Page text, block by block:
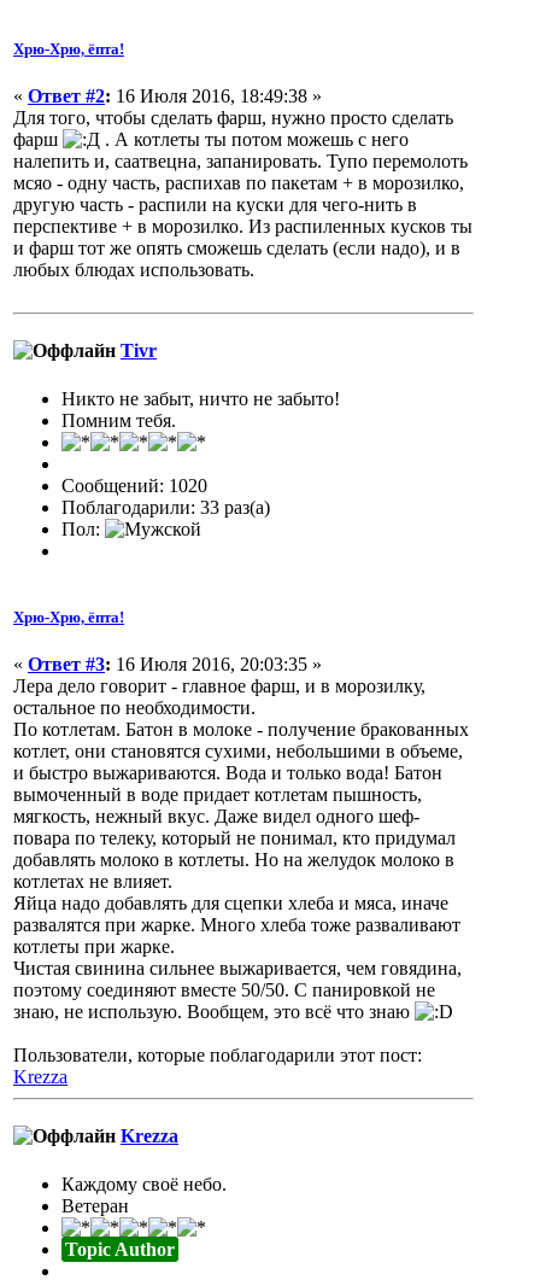
Хрю-Хрю, ёпта!
« Ответ #2: 16 Июля 2016, 18:49:38 »
Для того, чтобы сделать фарш, нужно просто сделать
фарш
. А котлеты ты потом можешь с него
налепить и, саатвецна, запанировать. Тупо перемолоть
мсяо - одну часть, распихав по пакетам + в морозилко,
другую часть - распили на куски для чего-нить в
перспективе + в морозилко. Из распиленных кусков ты
и фарш тот же опять сможешь сделать (если надо), и в
любых блюдах использовать.
Tivr
Никто не забыт, ничто не забыто!
Помним тебя.
Сообщений: 1020
Поблагодарили: 33 раз(а)
Пол:
Хрю-Хрю, ёпта!
« Ответ #3: 16 Июля 2016, 20:03:35 »
Лера дело говорит - главное фарш, и в морозилку,
остальное по необходимости.
По котлетам. Батон в молоке - получение бракованных
котлет, они становятся сухими, небольшими в объеме,
и быстро выжариваются. Вода и только вода! Батон
вымоченный в воде придает котлетам пышность,
мягкость, нежный вкус. Даже видел одного шеф-
повара по телеку, который не понимал, кто придумал
добавлять молоко в котлеты. Но на желудок молоко в
котлетах не влияет.
Яйца надо добавлять для сцепки хлеба и мяса, иначе
развалятся при жарке. Много хлеба тоже разваливают
котлеты при жарке.
Чистая свинина сильнее выжаривается, чем говядина,
поэтому соединяют вместе 50/50. С панировкой не
знаю, не использую. Вообщем, это всё что знаю
Пользователи, которые поблагодарили этот пост:
Krezza
Krezza
Каждому своё небо.
Ветеран
Topic Author